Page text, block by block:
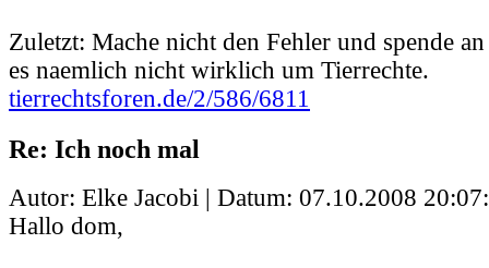
Zuletzt: Mache nicht den Fehler und spende
es naemlich nicht wirklich um Tierrechte.
tierrechtsforen.de/2/586/6811
Re: Ich noch mal
Autor: Elke Jacobi | Datum: 07.10.2008
Hallo dom,